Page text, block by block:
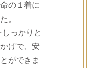
の１着に
。
っかりと
げで、安
ができま